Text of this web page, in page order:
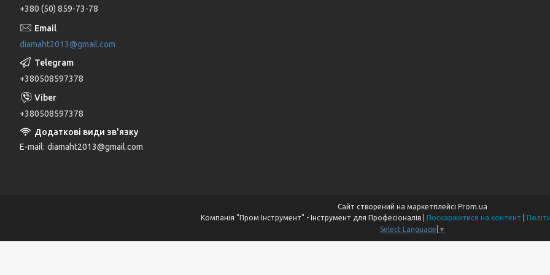
+380 (50) 859-73-78
diamaht2013@gmail.com
+380508597378
+380508597378
E-mail diamaht2013@gmail.com
Сайт створений на маркетплейсі Prom.ua
Поскаржитися на контент
Select Language ▼